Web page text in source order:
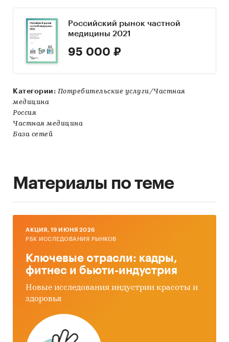
Российский рынок частной
медицины 2021
95 000 ₽
Категории: Потребительские услуги/Частная
медицина
Россия
Частная медицина
База сетей
Материалы по теме
AКЦИЯ, 19 ИЮНЯ 2026
РБК ИССЛЕДОВАНИЯ РЫНКОВ
Ключевые отрасли: кадры,
фитнес и бьюти-индустрия
Новые исследования индустрии красоты и
здоровья